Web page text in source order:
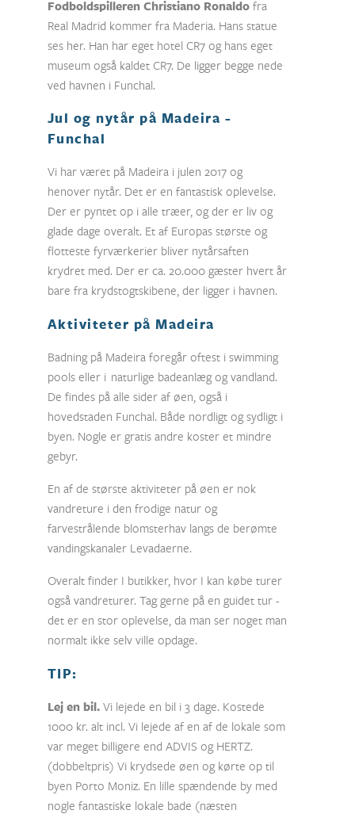
Fodboldspilleren Christiano Ronaldofra
Real Madrid kommer fra Maderia. Hans statue
ses her. Han har eget hotel CR7 og hans eget
museum også kaldet CR7. De ligger begge nede
ved havnen i Funchal.
Jul og nytår på Madeira -
Funchal
Vi har været på Madeira i julen 2017 og
henover nytår. Det er en fantastisk oplevelse.
Der er pyntet op i alle træer, og der er liv og
glade dage overalt. Et af Europas største og
flotteste fyrværkerier bliver nytårsaften
krydret med. Der er ca. 20.000 gæster hvert år
bare fra krydstogtskibene, der ligger i havnen.
Aktiviteter på Madeira
Badning på Madeira foregår oftest i swimming
pools eller i naturlige badeanlæg og vandland.
De findes på alle sider af øen, også i
hovedstaden Funchal. Både nordligt og sydligt i
byen. Nogle er gratis andre koster et mindre
gebyr.
En af de største aktiviteter på øen er nok
vandreture i den frodige natur og
farvestrålende blomsterhav langs de berømte
vandingskanaler Levadaerne.
Overalt finder I butikker, hvor I kan købe turer
også vandreturer. Tag gerne på en guidet tur -
det er en stor oplevelse, da man ser noget man
normalt ikke selv ville opdage.
TIP:
Lej en bil.Vi lejede en bil i 3 dage. Kostede
1000 kr. alt incl. Vi lejede af en af de lokale som
var meget billigere end ADVIS og HERTZ.
(dobbeltpris) Vi krydsede øen og kørte op til
byen Porto Moniz. En lille spændende by med
nogle fantastiske lokale bade (næsten